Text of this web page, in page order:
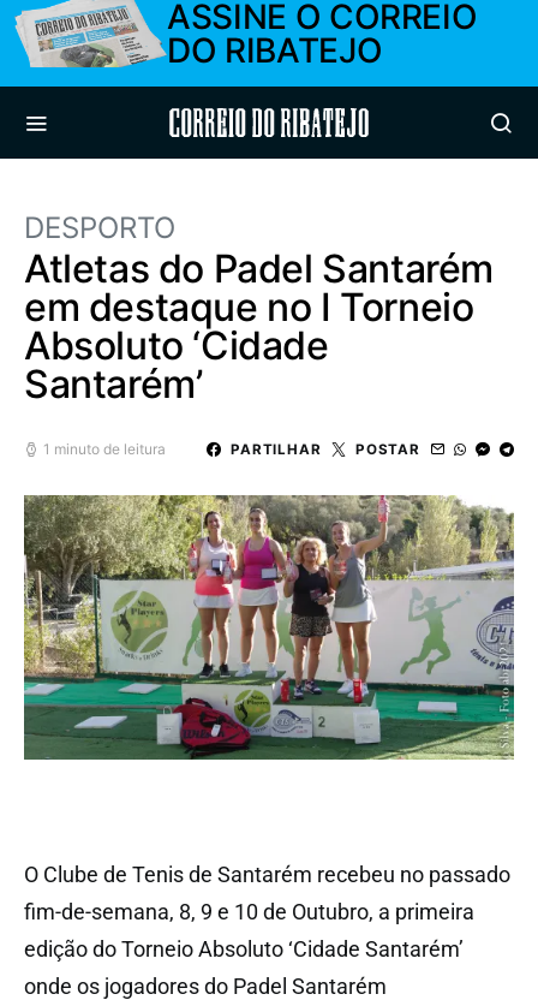
ASSINE O CORREIO
DO RIBATEJO
Correio do Ribatejo
DESPORTO
Atletas do Padel Santarém
em destaque no I Torneio
Absoluto ‘Cidade
Santarém’
1 minuto de leitura PARTILHAR POSTAR
O Clube de Tenis de Santarém recebeu no passado
fim-de-semana, 8, 9 e 10 de Outubro, a primeira
edição do Torneio Absoluto ‘Cidade Santarém’
onde os jogadores do Padel Santarém